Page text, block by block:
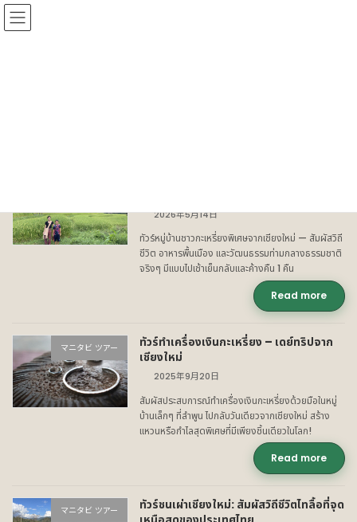
Skip
to
Skip
to
2026年5月14日
ทัวร์หมู่บ้านชาวกะเหรี่ยงพิเศษจากเชียงใหม่ — สัมผัสวิถี
ชีวิต อาหารพื้นเมือง และวัฒนธรรมท่ามกลางธรรมชาติ
จริงๆ มีแบบไปเช้าเย็นกลับและค้างคืน 1 คืน
Read more
マニタビ ツアー
ทัวร์ทำเครื่องเงินกะเหรี่ยง – เดย์ทริปจาก
เชียงใหม่
2025年9月20日
สัมผัสประสบการณ์ทำเครื่องเงินกะเหรี่ยงด้วยมือในหมู่
บ้านเล็กๆ ที่ลำพูน ไปกลับวันเดียวจากเชียงใหม่ สร้าง
แหวนหรือกำไลสุดพิเศษที่มีเพียงชิ้นเดียวในโลก!
Read more
マニタビ ツアー
ทัวร์ชนเผ่าเชียงใหม่: สัมผัสวิถีชีวิตไทลื้อที่จุด